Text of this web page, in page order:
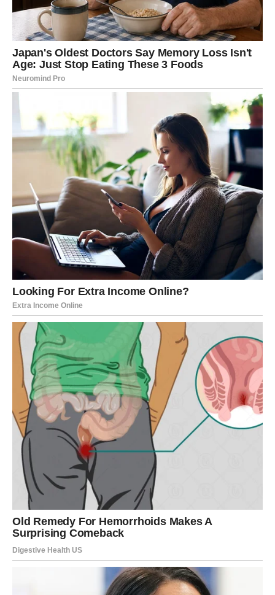
mnogo znače.
Škorpija – karta Strast
Škorpije danas imaju vrlo snažnu emotivnu energiju. Ova
karta govori o dubokim osećanjima i snažnoj privlačnosti.
Ako ste u vezi, odnos može biti pun emocija i iskrenih
razgovora. Slobodne Škorpije mogu upoznati osobu koja
ih veoma privlači.
Strelac – karta Susret
Strelčeve danas očekuje zanimljiv susret. To može biti
osoba koju dugo niste videli ili neko ko će vam doneti
novu energiju u život.
Ovaj susret može imati veći značaj nego što se na prvi
pogled čini.
Jarac – karta Briga
Jarčevi danas mogu razmišljati o obavezama ili
odgovornostima koje nose. Ova karta savetuje da ne
preuzimate previše na sebe.
Važno je da pronađete trenutak za odmor i da ne
dozvolite da vas sitne brige opterećuju.
Vodolija – karta Iznenađenje
Vodolije danas mogu doživeti nešto neočekivano. To
može biti susret, poruka ili događaj koji vam menja